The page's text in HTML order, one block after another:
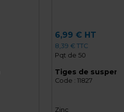
6,99 € HT
8,39 € TTC
Pqt de 50
Tiges de
Code : 11827
Zinc